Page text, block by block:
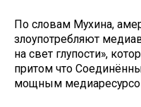
По словам Мухина,
злоупотребляют
на свет глупости»,
притом что
мощным